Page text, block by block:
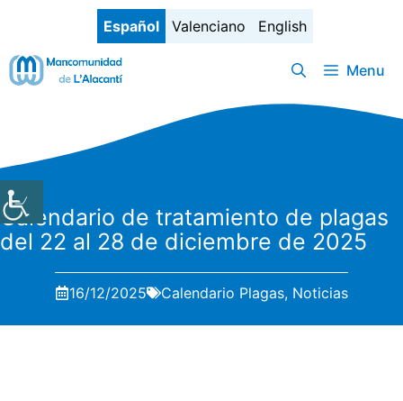
contenido
Español Valenciano English
Menu
Calendario de tratamiento de plagas
del 22 al 28 de diciembre de 2025
16/12/2025 Calendario Plagas, Noticias